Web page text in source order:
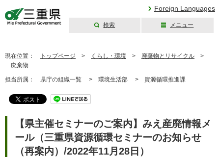
Foreign Languages
検索 メニュー
現在位置： トップページ > くらし・環境 > 廃棄物とリサイクル >
廃棄物
担当所属： 県庁の組織一覧 > 環境生活部 > 資源循環推進課
【県主催セミナーのご案内】みえ産廃情報メ
ール（三重県資源循環セミナーのお知らせ
（再案内）/2022年11月28日）